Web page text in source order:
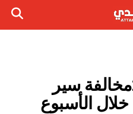
تسجل42ألفاو218مخالفة سير
الأسبوع